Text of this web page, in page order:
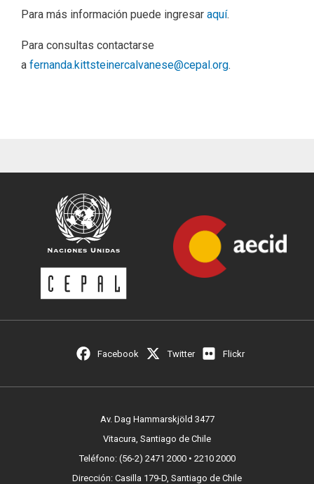
Para más información puede ingresar aquí.
Para consultas contactarse
a fernanda.kittsteinercalvanese@cepal.org.
Facebook Twitter Flickr
Av. Dag Hammarskjöld 3477
Vitacura, Santiago de Chile
Teléfono: (56-2) 2471 2000 • 2210 2000
Dirección: Casilla 179-D, Santiago de Chile